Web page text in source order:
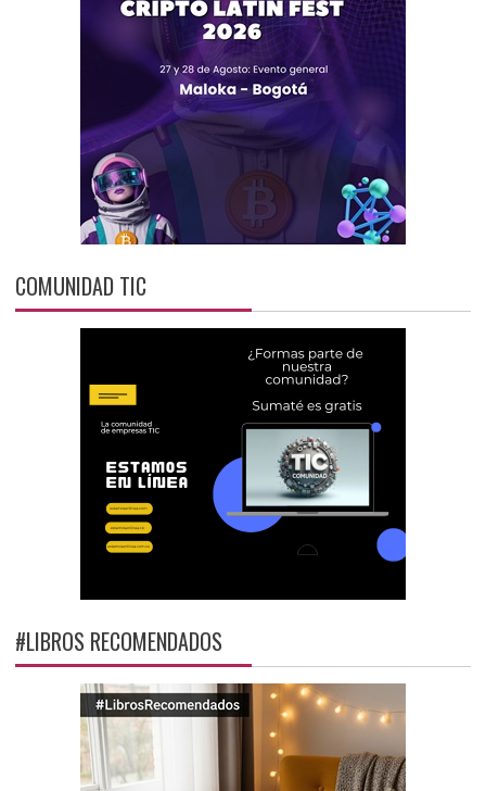
COMUNIDAD TIC
#LIBROS RECOMENDADOS